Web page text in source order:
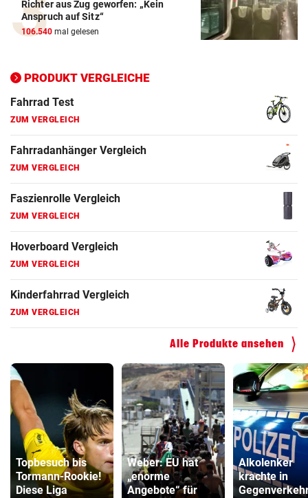
Richter aus Zug geworfen: „Kein
Anspruch auf Sitz“
106.540 mal gelesen
PRODUKT VERGLEICHE
Elektro-Scooter Vergleich
ZUM VERGLEICH
ZUM VERGLEICH
Fahrrad Test
ZUM VERGLEICH
Fahrradanhänger Vergleich
ZUM VERGLEICH
Faszienrolle Vergleich
ZUM VERGLEICH
Hoverboard Vergleich
ZUM VERGLEICH
Kinderfahrrad Vergleich
ZUM VERGLEICH
Alle Produkte ansehen
Topbesuch bis
Tormann-Rookie!
Diese Liga
Weber: EU hat
„enorme
Angebote“ für
Alkolenker
krachte in